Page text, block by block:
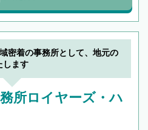
密着の事務所として、地元の
します
所ロイヤーズ・ハ